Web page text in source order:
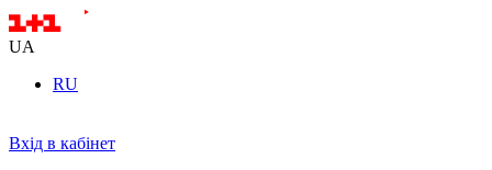
UA
RU
Вхід в кабінет